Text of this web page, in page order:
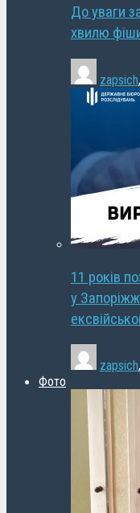
До уваги
хвилю
zapsich,
11 років
у
zapsich,
Фото